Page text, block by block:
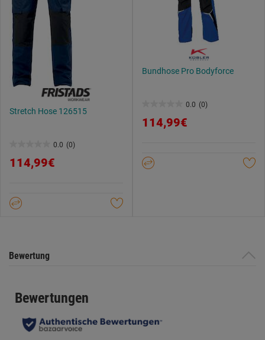
Stretch Hose 126515
0.0 (0)
von
114,99€
Bundhose Pro Bodyforce
0.0 (0)
von
114,99€
Bewertung